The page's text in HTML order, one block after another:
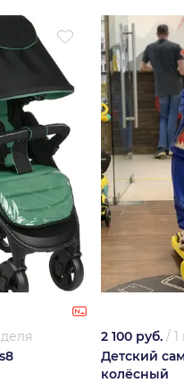
2 100 руб. / 1
Детский
колёсный